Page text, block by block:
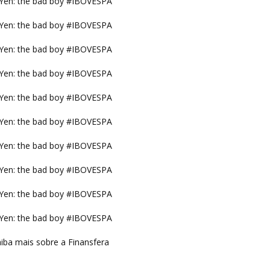
the bad boy #IBOVESPA
the bad boy #IBOVESPA
the bad boy #IBOVESPA
the bad boy #IBOVESPA
the bad boy #IBOVESPA
the bad boy #IBOVESPA
the bad boy #IBOVESPA
the bad boy #IBOVESPA
the bad boy #IBOVESPA
mais sobre a Finansfera